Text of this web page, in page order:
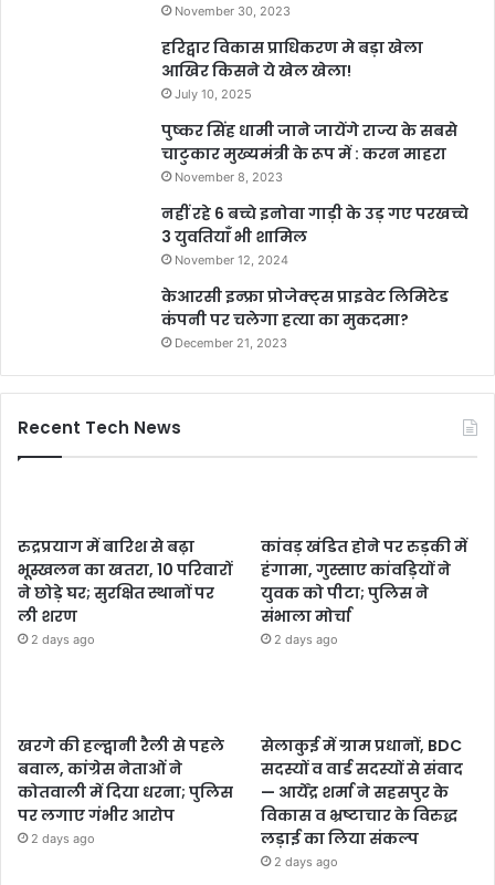
November 30, 2023
हरिद्वार विकास प्राधिकरण मे बड़ा खेला
आखिर किसने ये खेल खेला!
July 10, 2025
पुष्कर सिंह धामी जाने जायेंगे राज्य के सबसे
चाटुकार मुख्यमंत्री के रूप में : करन माहरा
November 8, 2023
नहीं रहे 6 बच्चे इनोवा गाड़ी के उड़ गए परखच्चे
3 युवतियाँ भी शामिल
November 12, 2024
केआरसी इन्फ्रा प्रोजेक्ट्स प्राइवेट लिमिटेड
कंपनी पर चलेगा हत्या का मुकदमा?
December 21, 2023
Recent Tech News
रुद्रप्रयाग में बारिश से बढ़ा
भूस्खलन का खतरा, 10 परिवारों
ने छोड़े घर; सुरक्षित स्थानों पर
ली शरण
2 days ago
कांवड़ खंडित होने पर रुड़की में
हंगामा, गुस्साए कांवड़ियों ने
युवक को पीटा; पुलिस ने
संभाला मोर्चा
2 days ago
खरगे की हल्द्वानी रैली से पहले
बवाल, कांग्रेस नेताओं ने
कोतवाली में दिया धरना; पुलिस
पर लगाए गंभीर आरोप
2 days ago
सेलाकुई में ग्राम प्रधानों, BDC
सदस्यों व वार्ड सदस्यों से संवाद
— आर्येंद्र शर्मा ने सहसपुर के
विकास व भ्रष्टाचार के विरुद्ध
लड़ाई का लिया संकल्प
2 days ago